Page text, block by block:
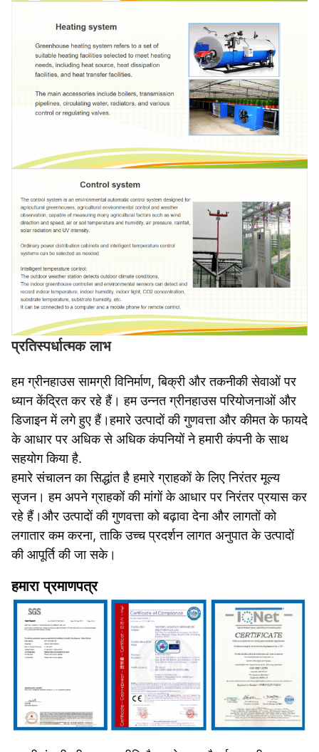
प्रतिस्पर्धात्मक लाभ
हम ग्रीनहाउस सामग्री विनिर्माण, बिक्री और तकनीकी सेवाओं पर
ध्यान केंद्रित कर रहे हैं। हम उन्नत ग्रीनहाउस परियोजनाओं और
डिजाइन में लगे हुए हैं।हमारे उत्पादों की गुणवत्ता और कीमत के फायदे
के आधार पर अधिक से अधिक कंपनियों ने हमारी कंपनी के साथ
सहयोग किया है.
हमारे संचालन का सिद्धांत है हमारे ग्राहकों के लिए निरंतर मूल्य
सृजन। हम अपने ग्राहकों की मांगों के आधार पर निरंतर प्रयास कर
रहे हैं।और उत्पादों की गुणवत्ता को बढ़ावा देना और लागतों को
लगातार कम करना, ताकि उच्च प्रदर्शन लागत अनुपात के उत्पादों
की आपूर्ति की जा सके।
हमारा प्रमाणपत्र